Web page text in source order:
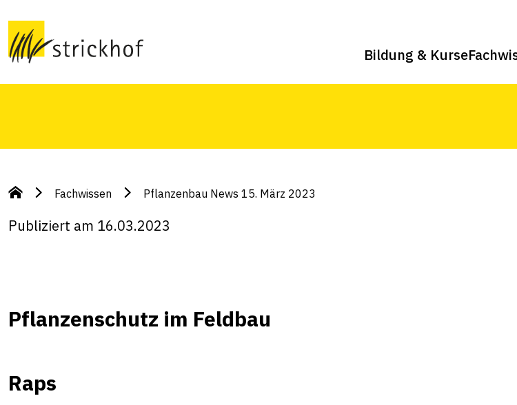
Bildung & Kurse
Themen dieser Woche sind: Raps: Stängelrüssler ¦ Getreide: Weizen ¦
Abschied G. Feichtinger und Neuanfang S. Binder ¦ Biolandbau: Getreidearten
mechanische Regulierung
Fachwissen Pflanzenbau News 15. März 2023
Publiziert am 16.03.2023
Pflanzenschutz im Feldbau
Raps